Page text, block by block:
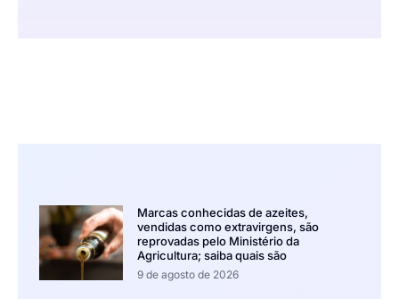
Marcas conhecidas de azeites,
vendidas como extravirgens, são
reprovadas pelo Ministério da
Agricultura; saiba quais são
9 de agosto de 2026